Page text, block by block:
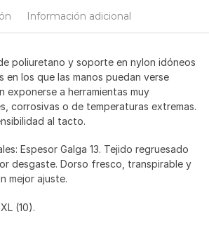
Información adicional
poliuretano y soporte en nylon idóneos
en los que las manos puedan verse
exponerse a herramientas muy
corrosivas o de temperaturas extremas.
al tacto.
Espesor Galga 13. Tejido regruesado
desgaste. Dorso fresco, transpirable y
mejor ajuste.
(10).